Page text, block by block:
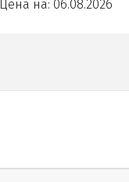
Цена на: 06.08.2026